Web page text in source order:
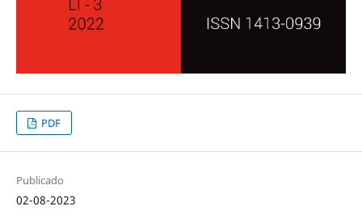
PDF
Publicado
02-08-2023